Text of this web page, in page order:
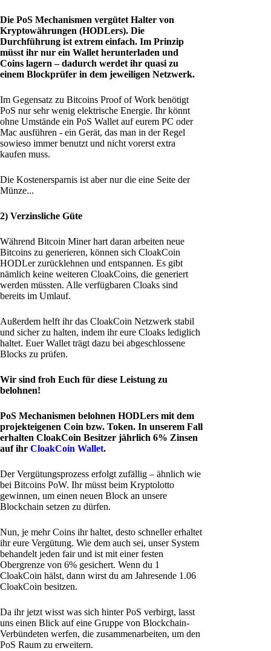
Die PoS Mechanismen vergütet Halter von
Kryptowährungen (HODLers). Die
Durchführung ist extrem einfach. Im Prinzip
müsst ihr nur ein Wallet herunterladen und
Coins lagern – dadurch werdet ihr quasi zu
einem Blockprüfer in dem jeweiligen Netzwerk.
Im Gegensatz zu Bitcoins Proof of Work benötigt
PoS nur sehr wenig elektrische Energie. Ihr könnt
ohne Umstände ein PoS Wallet auf eurem PC oder
Mac ausführen - ein Gerät, das man in der Regel
sowieso immer benutzt und nicht vorerst extra
kaufen muss.
Die Kostenersparnis ist aber nur die eine Seite der
Münze...
2) Verzinsliche Güte
Während Bitcoin Miner hart daran arbeiten neue
Bitcoins zu generieren, können sich CloakCoin
HODLer zurücklehnen und entspannen. Es gibt
nämlich keine weiteren CloakCoins, die generiert
werden müssten. Alle verfügbaren Cloaks sind
bereits im Umlauf.
Außerdem helft ihr das CloakCoin Netzwerk stabil
und sicher zu halten, indem ihr eure Cloaks lediglich
haltet. Euer Wallet trägt dazu bei abgeschlossene
Blocks zu prüfen.
Wir sind froh Euch für diese Leistung zu
belohnen!
PoS Mechanismen belohnen HODLers mit dem
projekteigenen Coin bzw. Token. In unserem Fall
erhalten CloakCoin Besitzer jährlich 6% Zinsen
auf ihr CloakCoin Wallet.
Der Vergütungsprozess erfolgt zufällig – ähnlich wie
bei Bitcoins PoW. Ihr müsst beim Kryptolotto
gewinnen, um einen neuen Block an unsere
Blockchain setzen zu dürfen.
Nun, je mehr Coins ihr haltet, desto schneller erhaltet
ihr eure Vergütung. Wie dem auch sei, unser System
behandelt jeden fair und ist mit einer festen
Obergrenze von 6% gesichert. Wenn du 1
CloakCoin hälst, dann wirst du am Jahresende 1.06
CloakCoin besitzen.
Da ihr jetzt wisst was sich hinter PoS verbirgt, lasst
uns einen Blick auf eine Gruppe von Blockchain-
Verbündeten werfen, die zusammenarbeiten, um den
PoS Raum zu erweitern.